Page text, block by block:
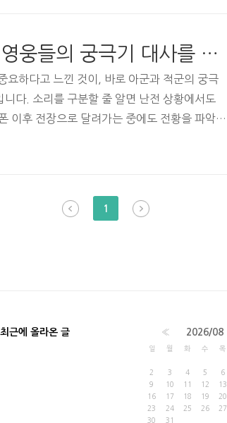
점을 올렸습니다. 그런데 아직도 심해에요) 경
한 점수대'를 가진 사람이 '무작위'로 ..
[오버워치 팁] 각 영웅들의 궁극기 대사를 알아보자(아군과 적군의 궁극기 소리 구분하기)
요하다고 느낀 것이, 바로 아군과 적군의 궁극
니다. 소리를 구분할 줄 알면 난전 상황에서도
이후 전장으로 달려가는 중에도 전황을 파악하
면 좋으니까, 바로 정리 들어가겠습니다. 1.
적군: (내가 시전하는 소리와 같습니다) 아군:
3. 맥크리나: "석양이 진다..." 적군: (내가 시전
1
최근에 올라온 글 « 2026/08
일 월 화 수 목
2
3 4 5 6
9
10 11 12 13
16
17 18 19 20
23
24 25 26 27
30
31